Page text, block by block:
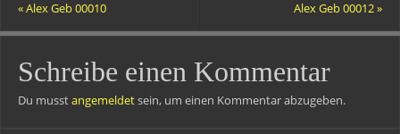
«Alex Geb 00010 Alex Geb 00012»
Schreibe einen Kommentar
Du musstangemeldetsein, um einen Kommentar abzugeben.